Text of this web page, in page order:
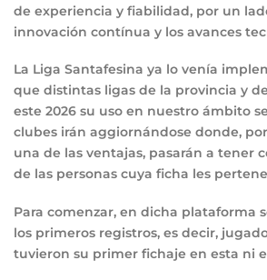
de experiencia y fiabilidad, por un
innovación contínua y los avances
La Liga Santafesina ya lo venía
que distintas ligas de la provincia y
este 2026 su uso en nuestro ámbito
clubes irán aggiornándose donde,
una de las ventajas, pasarán a tener
de las personas cuya ficha les
Para comenzar, en dicha plataforma
los primeros registros, es decir,
tuvieron su primer fichaje en esta ni